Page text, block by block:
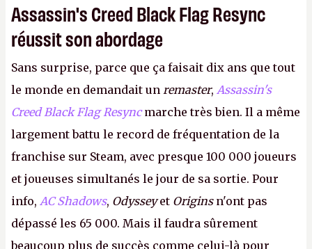
Assassin's Creed Black Flag Resync
réussit son abordage
Sans surprise, parce que ça faisait dix ans que tout
le monde en demandait un remaster, Assassin's
Creed Black Flag Resyncmarche très bien. Il a même
largement battu le record de fréquentation de la
franchise sur Steam, avec presque 100 000 joueurs
et joueuses simultanés le jour de sa sortie. Pour
info, AC Shadows, Odysseyet Originsn'ont pas
dépassé les 65 000. Mais il faudra sûrement
beaucoup plus de succès comme celui-là pour